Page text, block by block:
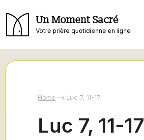
Un Moment Sacré
Votre prière quotidienne en ligne
Home Luc 7, 11-17
Luc 7, 11-17